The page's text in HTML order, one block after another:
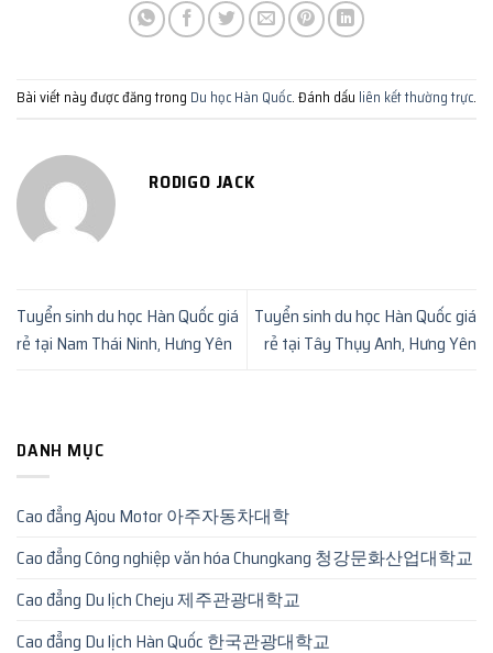
Bài viết này được đăng trong Du học Hàn Quốc. Đánh dấu liên kết thường trực.
RODIGO JACK
Tuyển sinh du học Hàn Quốc giá
rẻ tại Nam Thái Ninh, Hưng Yên
Tuyển sinh du học Hàn Quốc giá
rẻ tại Tây Thụy Anh, Hưng Yên
DANH MỤC
Cao đẳng Ajou Motor 아주자동차대학
Cao đẳng Công nghiệp văn hóa Chungkang 청강문화산업대학교
Cao đẳng Du lịch Cheju 제주관광대학교
Cao đẳng Du lịch Hàn Quốc 한국관광대학교